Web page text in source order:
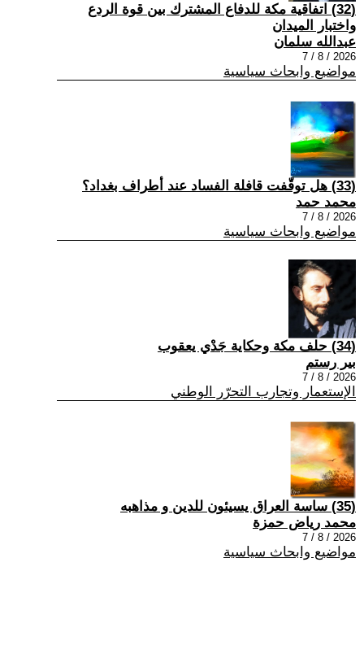
(32) اتفاقية مكة للدفاع المشترك بين قوة الردع
واختبار الميدان
عبدالله سلمان
2026 / 8 / 7
مواضيع وابحاث سياسية
(33) هل توقّفت قافلة الفساد عند أطراف بغداد؟
محمد حمد
2026 / 8 / 7
مواضيع وابحاث سياسية
(34) حلف مكة وحكاية جَدْي يعقوب
بير رستم
2026 / 8 / 7
الإستعمار وتجارب التحرّر الوطني
(35) ساسة العراق يسيئون للدين و مذاهبه
محمد رياض حمزة
2026 / 8 / 7
مواضيع وابحاث سياسية